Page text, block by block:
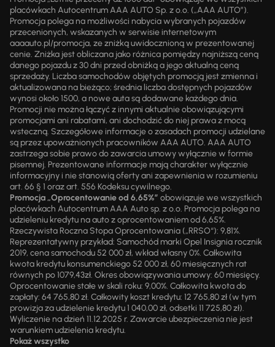
placówkach Autocentrum AAA AUTO Sp. z o.o. („AAA AUTO”).
Promocja polega na możliwości nabycia wybranych pojazdów
przecenionych, wskazanych w serwisie internetowym
aaaauto.pl/promocja, ze zniżką uwidocznioną w prezentowanej
cenie. Zniżka jest obliczana jako różnica pomiędzy najniższą ceną
danego pojazdu z 30 dni przed obniżką a jego aktualną ceną
sprzedaży. Liczba samochodów objętych promocją jest zmienna i
aktualizowana na bieżąco; średnia liczba dostępnych pojazdów
wynosi około 1500, a nowe auta są dodawane każdego dnia.
Promocji nie można łączyć z innymi aktualnie obowiązującymi
promocjami ani rabatami, ani dochodzić do niej prawa z mocą
wsteczną. Szczegółowe informacje o zasadach promocji udzielane
są przez upoważnionych pracowników AAA AUTO. AAA AUTO
zastrzega sobie prawo do zawarcia umowy wyłącznie w formie
pisemnej. Prezentowane informacje mają charakter wyłącznie
informacyjny i nie stanowią oferty ani zapewnienia w rozumieniu
art. 66 § 1 oraz art. 556 Kodeksu cywilnego.
Promocja „Oprocentowanie od 6,65%” obowiązuje we wszystkich
placówkach Autocentrum AAA Auto sp. z o.o. Promocja polega na
udzieleniu kredytu na auto z oprocentowaniem od 6,65%.
Rzeczywista Roczna Stopa Oprocentowania („RRSO“): 9,81%.
Reprezentatywny przykład: Samochód marki Opel Insignia rocznik
2019, cena samochodu 52 000 zł, wkład własny 0%. Całkowita
kwota kredytu konsumenckiego 52 000 zł, 60 miesięcznych rat
równych po 1079,43zł. Okres obowiązywania umowy: 60 miesięcy.
Oprocentowanie stałe w skali roku: 9,00%. Całkowita kwota do
zapłaty: 64 765,80 zł. Całkowity koszt kredytu: 12 765,80 zł (w tym
prowizja za udzielenie kredytu 1 040,00 zł, odsetki 11 725,80 zł).
Wyliczenie na dzień 11.12.2025 r. Zawarcie ubezpieczenia nie jest
warunkiem udzielenia kredytu.
Pokaż wszystko